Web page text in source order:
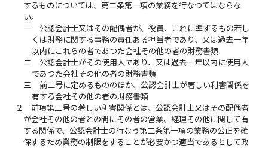
するものについては、第二条第一項の業務を行なつてはならな
い。
一
公認会計士又はその配偶者が、役員、これに準ずるもの若し
くは財務に関する事務の責任ある担当者であり、又は過去一年
以内にこれらの者であつた会社その他の者の財務書類
二
公認会計士がその使用人であり、又は過去一年以内に使用人
であつた会社その他の者の財務書類
三
前二号に定めるもののほか、公認会計士が著しい利害関係を
有する会社その他の者の財務書類
２
前項第三号の著しい利害関係とは、公認会計士又はその配偶者
が会社その他の者との間にその者の営業、経理その他に関して有
する関係で、公認会計士の行なう第二条第一項の業務の公正を確
保するため業務の制限をすることが必要かつ適当であるとして政